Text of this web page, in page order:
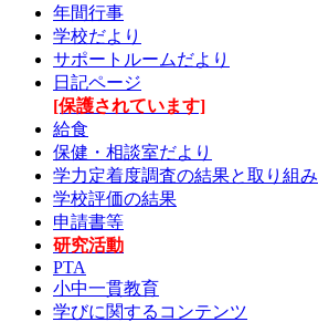
年間行事
学校だより
サポートルームだより
日記ページ
[保護されています]
給食
保健・相談室だより
学力定着度調査の結果と取り組み
学校評価の結果
申請書等
研究活動
PTA
小中一貫教育
学びに関するコンテンツ